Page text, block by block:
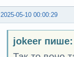
2025-05-10 00:00:29
jokeer пише: